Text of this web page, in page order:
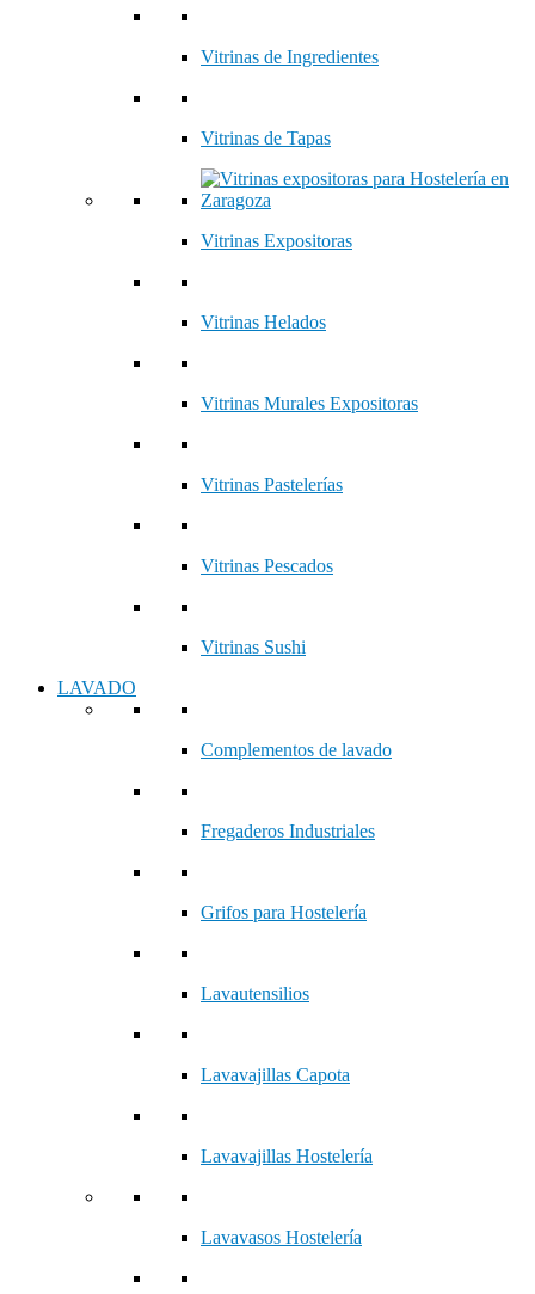
Vitrinas de Ingredientes
Vitrinas de Tapas
Vitrinas Expositoras
Vitrinas Helados
Vitrinas Murales Expositoras
Vitrinas Pastelerías
Vitrinas Pescados
Vitrinas Sushi
LAVADO
Complementos de lavado
Fregaderos Industriales
Grifos para Hostelería
Lavautensilios
Lavavajillas Capota
Lavavajillas Hostelería
Lavavasos Hostelería